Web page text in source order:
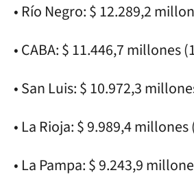
• Río Negro: $ 12.289,2
• CABA: $ 11.446,7 millones
• San Luis: $ 10.972,3
• La Rioja: $ 9.989,4 millones
• La Pampa: $ 9.243,9